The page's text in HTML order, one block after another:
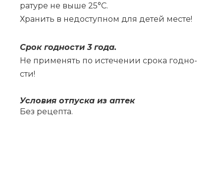
ра­ту­ре не вы­ше 25°С.
Хра­нить в не­до­ступ­ном для де­тей ме­сте!
Срок год­но­сти 3 го­да.
Не при­ме­нять по ис­те­че­нии сро­ка год­но­
сти!
Усло­вия от­пус­ка из ап­тек
Без ре­цеп­та.